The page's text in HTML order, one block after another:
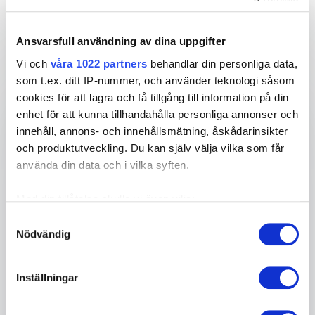
Ansvarsfull användning av dina uppgifter
Vi och våra 1022 partners behandlar din personliga data,
som t.ex. ditt IP-nummer, och använder teknologi såsom
cookies för att lagra och få tillgång till information på din
enhet för att kunna tillhandahålla personliga annonser och
innehåll, annons- och innehållsmätning, åskådarinsikter
och produktutveckling. Du kan själv välja vilka som får
använda din data och i vilka syften.
som kan ha en noggrannhet på upp till flera meter
Ta reda på mer om hur dina personliga uppgifter
Nödvändig
Inställningar
E-post*
Telefon
Info om ditt evenemang